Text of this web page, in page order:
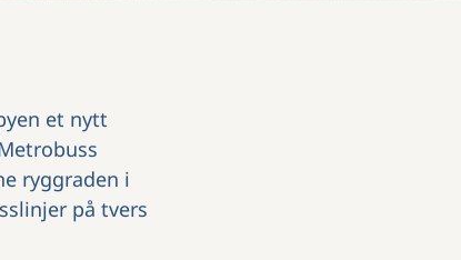
et nytt
ryggraden i
på tvers